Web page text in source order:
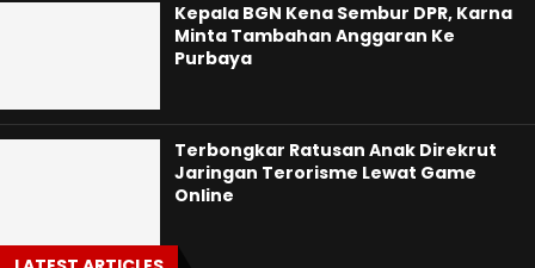
Kepala BGN Kena Sembur DPR, Karna
Minta Tambahan Anggaran Ke
Purbaya
Terbongkar Ratusan Anak Direkrut
Jaringan Terorisme Lewat Game
Online